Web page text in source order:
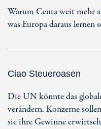
Warum Ceuta weit mehr
was Europa daraus lernen
Ciao Steueroasen
Die UN könnte das
verändern. Konzerne
sie ihre Gewinne